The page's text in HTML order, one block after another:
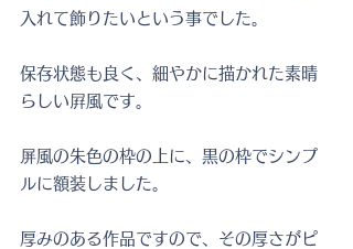
入れて飾りたいという事でした。
保存状態も良く、細やかに描かれた素晴
らしい屛風です。
屏風の朱色の枠の上に、黒の枠でシンプ
ルに額装しました。
厚みのある作品ですので、その厚さがピ